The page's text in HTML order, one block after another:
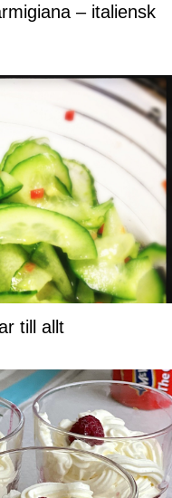
– italiensk
till allt